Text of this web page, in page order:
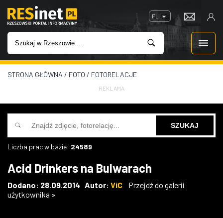
PL
WIADOMOŚCI
INWESTYCJE
IMPREZY
W KINACH
STRONA GŁÓWNA / FOTO / FOTORELACJE
REKLAMA
Liczba prac w bazie: 24589
Acid Drinkers na Bulwarach
Dodano: 28.09.2014 Autor: ViC
Przejdź do galerii
użytkownika »